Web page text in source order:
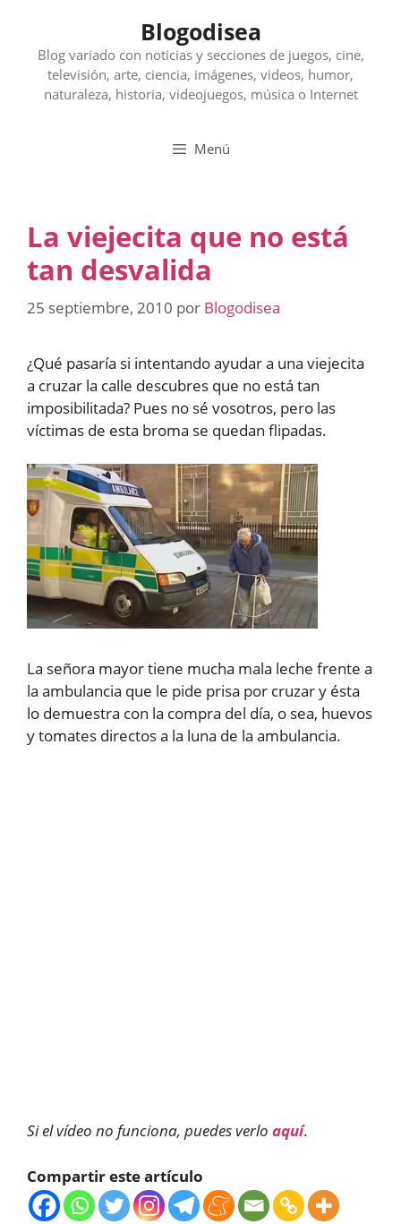
contenido
Blogodisea
Blog variado con noticias y secciones de juegos, cine,
televisión, arte, ciencia, imágenes, videos, humor,
naturaleza, historia, videojuegos, música o Internet
Menú
La viejecita que no está
tan desvalida
25 septiembre, 2010 por Blogodisea
¿Qué pasaría si intentando ayudar a una viejecita
a cruzar la calle descubres que no está tan
imposibilitada? Pues no sé vosotros, pero las
víctimas de esta broma se quedan flipadas.
La señora mayor tiene mucha mala leche frente a
la ambulancia que le pide prisa por cruzar y ésta
lo demuestra con la compra del día, o sea, huevos
y tomates directos a la luna de la ambulancia.
Si el vídeo no funciona, puedes verlo aquí.
Compartir este artículo